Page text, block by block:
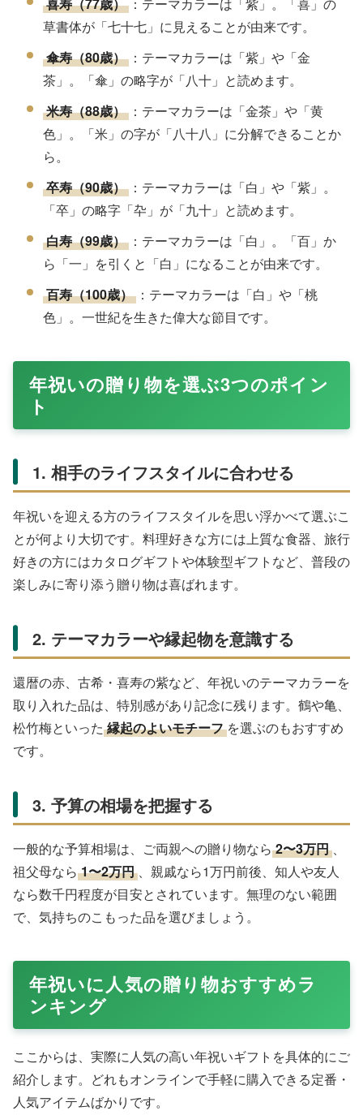
草書体が「七十七」に見えることが由来です。
傘寿（80歳） ：テーマカラーは「紫」や「金
茶」。「傘」の略字が「八十」と読めます。
米寿（88歳） ：テーマカラーは「金茶」や「黄
色」。「米」の字が「八十八」に分解できることか
ら。
卒寿（90歳） ：テーマカラーは「白」や「紫」。
「卒」の略字「卆」が「九十」と読めます。
白寿（99歳） ：テーマカラーは「白」。「百」か
ら「一」を引くと「白」になることが由来です。
百寿（100歳） ：テーマカラーは「白」や「桃
色」。一世紀を生きた偉大な節目です。
年祝いの贈り物を選ぶ3つのポイン
ト
1. 相手のライフスタイルに合わせる
年祝いを迎える方のライフスタイルを思い浮かべて選ぶこ
とが何より大切です。料理好きな方には上質な食器、旅行
好きの方にはカタログギフトや体験型ギフトなど、普段の
楽しみに寄り添う贈り物は喜ばれます。
2. テーマカラーや縁起物を意識する
還暦の赤、古希・喜寿の紫など、年祝いのテーマカラーを
取り入れた品は、特別感があり記念に残ります。鶴や亀、
松竹梅といった 縁起のよいモチーフ を選ぶのもおすすめ
です。
3. 予算の相場を把握する
一般的な予算相場は、ご両親への贈り物なら 2〜3万円 、
祖父母なら 1〜2万円 、親戚なら1万円前後、知人や友人
なら数千円程度が目安とされています。無理のない範囲
で、気持ちのこもった品を選びましょう。
年祝いに人気の贈り物おすすめラ
ンキング
ここからは、実際に人気の高い年祝いギフトを具体的にご
紹介します。どれもオンラインで手軽に購入できる定番・
人気アイテムばかりです。